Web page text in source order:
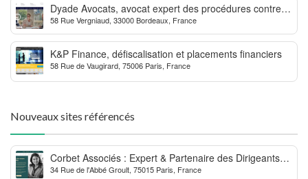
Dyade Avocats, avocat expert des procédures contre la
MDPH
58 Rue Vergniaud, 33000 Bordeaux, France
K&P Finance, défiscalisation et placements financiers
58 Rue de Vaugirard, 75006 Paris, France
Nouveaux sites référencés
Corbet Associés : Expert & Partenaire des Dirigeants
d’Entreprise
34 Rue de l'Abbé Groult, 75015 Paris, France